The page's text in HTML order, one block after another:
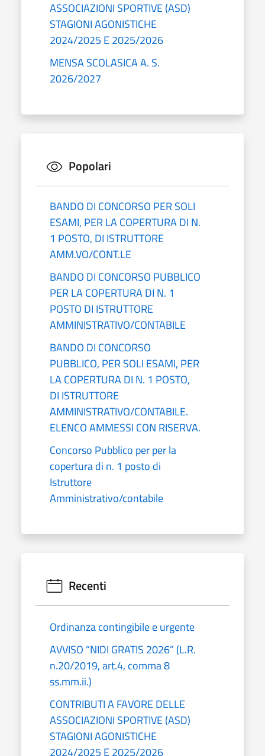
ASSOCIAZIONI SPORTIVE (ASD)
STAGIONI AGONISTICHE
2024/2025 E 2025/2026
MENSA SCOLASICA A. S.
2026/2027
Popolari
BANDO DI CONCORSO PER SOLI
ESAMI, PER LA COPERTURA DI N.
1 POSTO, DI ISTRUTTORE
AMM.VO/CONT.LE
BANDO DI CONCORSO PUBBLICO
PER LA COPERTURA DI N. 1
POSTO DI ISTRUTTORE
AMMINISTRATIVO/CONTABILE
BANDO DI CONCORSO
PUBBLICO, PER SOLI ESAMI, PER
LA COPERTURA DI N. 1 POSTO,
DI ISTRUTTORE
AMMINISTRATIVO/CONTABILE.
ELENCO AMMESSI CON RISERVA.
Concorso Pubblico per per la
copertura di n. 1 posto di
Istruttore
Amministrativo/contabile
Recenti
Ordinanza contingibile e urgente
AVVISO “NIDI GRATIS 2026” (L.R.
n.20/2019, art.4, comma 8
ss.mm.ii.)
CONTRIBUTI A FAVORE DELLE
ASSOCIAZIONI SPORTIVE (ASD)
STAGIONI AGONISTICHE
2024/2025 E 2025/2026